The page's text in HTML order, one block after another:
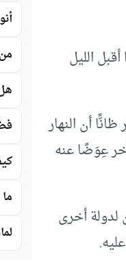
أقبل الليل
أن النهار
عِوَضًا عنه
لدولة أخرى